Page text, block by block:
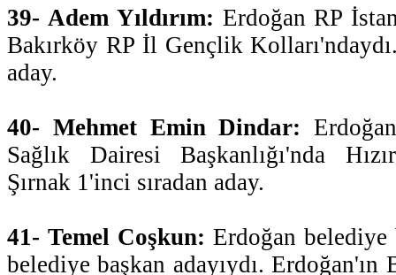
39- Adem Yıldırım: Erdoğan RP
Bakırköy RP İl Gençlik
aday.
40- Mehmet Emin Dindar:
Sağlık Dairesi Başkanlığı'nda
Şırnak 1'inci sıradan aday.
41- Temel Coşkun: Erdoğan belediye
belediye başkan adayıydı.